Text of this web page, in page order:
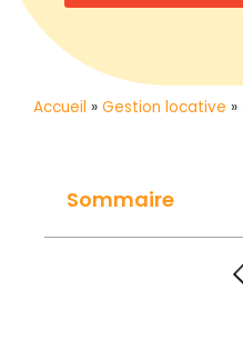
Accueil » Gestion locative »
Sommaire